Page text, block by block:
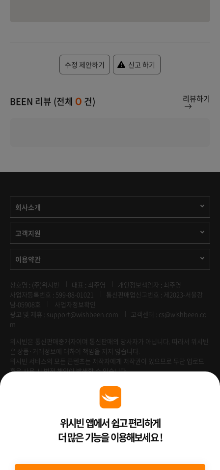
수정 제안하기 신고 하기
BEEN 리뷰 (전체 0 건) 리뷰하기
회사소개
고객지원
이용약관
상호명 : (주)위시빈 대표 : 최주영
개인정보책임자 : 최주영
사업자등록번호 : 599-88-01021
통신판매업신고번호 : 제2023-서울강
남-05908호
사업자정보확인
광고 및 제휴 : support@wishbeen.com
고객센터 : cs@wishbeen.co
m
위시빈은 통신판매중개자이며 통신판매의 당사자가 아닙니다. 따라서 위시빈
은 상품·거래정보에 대하여 책임을 지지 않습니다.
위시빈 서비스의 모든 콘텐츠는 저작자에게 저작권이 있으므로 무단 업로드
혹은 사용 시 법적 책임이 발생할 수 있습니다.
Venture Enterprise위시빈 앱에서 쉽고 편리하게
더 많은 기능을 이용해보세요 !